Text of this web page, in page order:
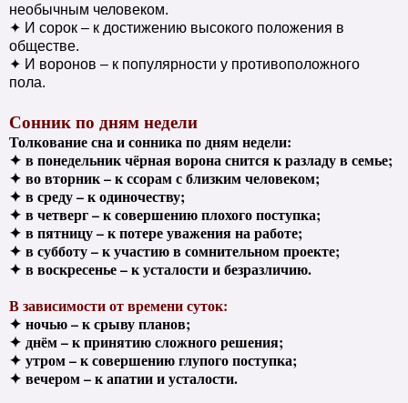
необычным человеком.
✦ И сорок – к достижению высокого положения в
обществе.
✦ И воронов – к популярности у противоположного
пола.
Сонник по дням недели
Толкование сна и сонника по дням недели:
✦ в понедельник чёрная ворона снится к разладу в семье;
✦ во вторник – к ссорам с близким человеком;
✦ в среду – к одиночеству;
✦ в четверг – к совершению плохого поступка;
✦ в пятницу – к потере уважения на работе;
✦ в субботу – к участию в сомнительном проекте;
✦ в воскресенье – к усталости и безразличию.
В зависимости от времени суток:
✦ ночью – к срыву планов;
✦ днём – к принятию сложного решения;
✦ утром – к совершению глупого поступка;
✦ вечером – к апатии и усталости.